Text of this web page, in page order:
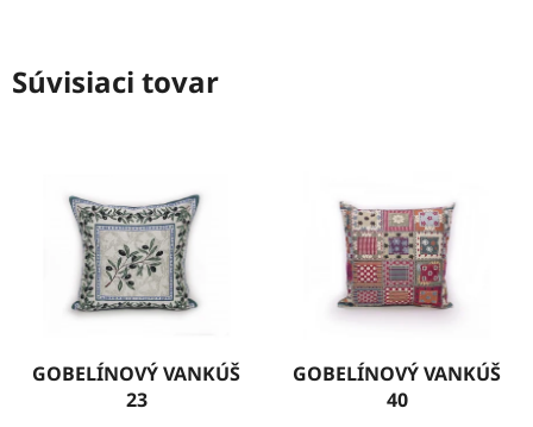
Súvisiaci tovar
GOBELÍNOVÝ VANKÚŠ
23
GOBELÍNOVÝ VANKÚŠ
40